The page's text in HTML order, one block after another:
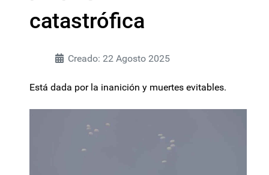
catastrófica
Creado: 22 Agosto 2025
Está dada por la inanición y muertes evitables.